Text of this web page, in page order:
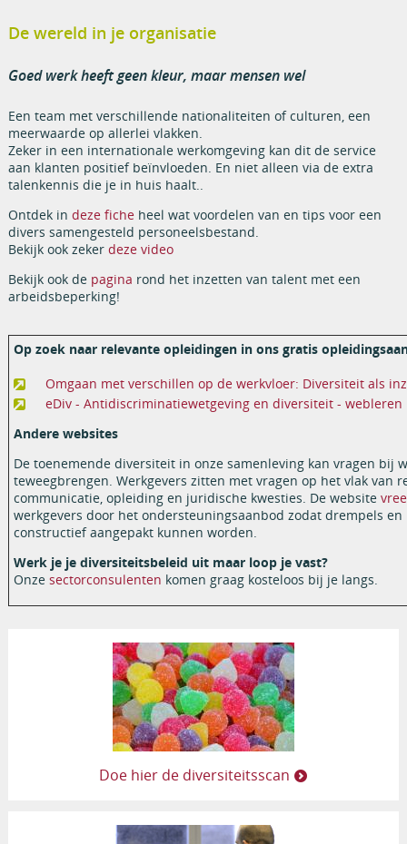
De wereld in je organisatie
Goed werk heeft geen kleur, maar mensen wel
Een team met verschillende nationaliteiten of culturen, een
meerwaarde op allerlei vlakken.
Zeker in een internationale werkomgeving kan dit de service
aan klanten positief beïnvloeden. En niet alleen via de extra
talenkennis die je in huis haalt..
Ontdek in deze ficheheel wat voordelen van en tips voor een
divers samengesteld personeelsbestand.
Bekijk ook zeker deze video
Bekijk ook de pagina rond het inzetten van talent met een
arbeidsbeperking!
Op zoek naar relevante opleidingen in ons gratis
Omgaan met verschillen op de werkvloer: Diversiteit als
eDiv - Antidiscriminatiewetgeving en diversiteit - webleren
Andere websites
De toenemende diversiteit in onze samenleving kan vragen bij
teweegbrengen. Werkgevers zitten met vragen op het vlak van
communicatie, opleiding en juridische kwesties. De website
werkgevers door het ondersteuningsaanbod zodat drempels
constructief aangepakt kunnen worden.
Werk je je diversiteitsbeleid uit maar loop je vast?
Onze sectorconsulenten komen graag kosteloos bij je langs.
Doe hier de diversiteitsscan